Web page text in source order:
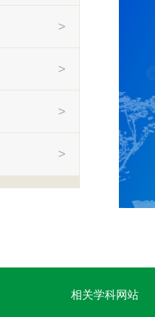
>
>
>
>
相关学科网站